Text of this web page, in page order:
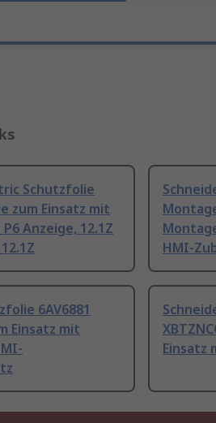
Schutzfolie
zum Einsatz mit
Anzeige, 12.1Z
HMI-
6AV6881
Einsatz mit
Einsatz